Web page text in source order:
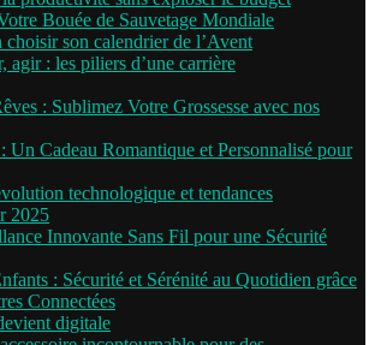
Bouée de Sauvetage Mondiale
choisir son calendrier de l’Avent
agir : les piliers d’une carrière
: Sublimez Votre Grossesse avec nos
Un Cadeau Romantique et Personnalisé pour
technologique et tendances
2025
Innovante Sans Fil pour une Sécurité
: Sécurité et Sérénité au Quotidien grâce
Connectées
digitale